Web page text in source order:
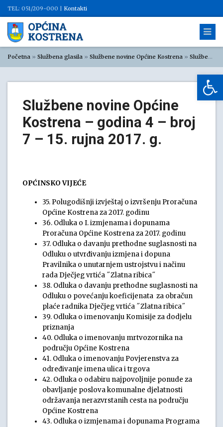
TEL: 051/209-000 | Kontakti
Početna » Službena glasila » Službene novine Općine Kostrena » Službene novine Općine Kostrena 2017
Službene novine Općine
Kostrena – godina 4 – broj
7 – 15. rujna 2017. g.
OPĆINSKO VIJEĆE
35. Polugodišnji izvještaj o izvršenju Proračuna
Općine Kostrena za 2017. godinu
36. Odluka o I. izmjenama i dopunama
Proračuna Općine Kostrena za 2017. godinu
37. Odluka o davanju prethodne suglasnosti na
Odluku o utvrđivanju izmjena i dopuna
Pravilnika o unutarnjem ustrojstvu i načinu
rada Dječjeg vrtića ˝Zlatna ribica˝
38. Odluka o davanju prethodne suglasnosti na
Odluku o povećanju koeficijenata za obračun
plaće radnika Dječjeg vrtića ˝Zlatna ribica˝
39. Odluka o imenovanju Komisije za dodjelu
priznanja
40. Odluka o imenovanju mrtvozornika na
području Općine Kostrena
41. Odluka o imenovanju Povjerenstva za
određivanje imena ulica i trgova
42. Odluka o odabiru najpovoljnije ponude za
obavljanje poslova komunalne djelatnosti
održavanja nerazvrstanih cesta na području
Općine Kostrena
43. Odluka o izmjenama i dopunama Programa